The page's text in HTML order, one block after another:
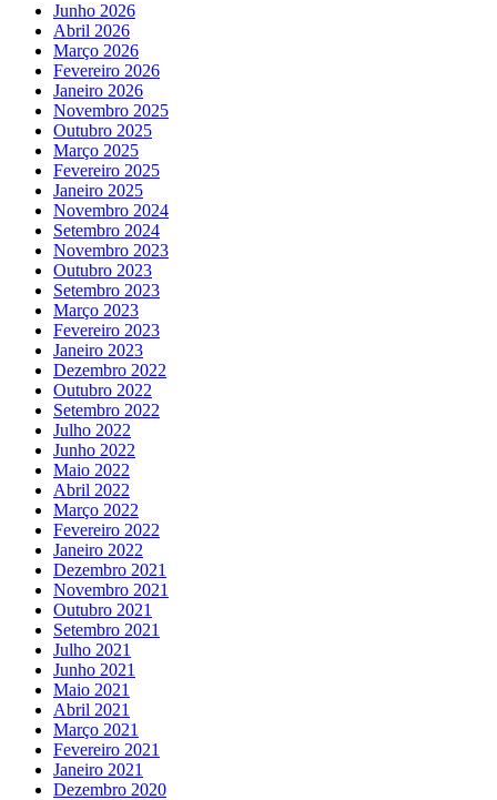
Junho 2026
Abril 2026
Março 2026
Fevereiro 2026
Janeiro 2026
Novembro 2025
Outubro 2025
Março 2025
Fevereiro 2025
Janeiro 2025
Novembro 2024
Setembro 2024
Novembro 2023
Outubro 2023
Setembro 2023
Março 2023
Fevereiro 2023
Janeiro 2023
Dezembro 2022
Outubro 2022
Setembro 2022
Julho 2022
Junho 2022
Maio 2022
Abril 2022
Março 2022
Fevereiro 2022
Janeiro 2022
Dezembro 2021
Novembro 2021
Outubro 2021
Setembro 2021
Julho 2021
Junho 2021
Maio 2021
Abril 2021
Março 2021
Fevereiro 2021
Janeiro 2021
Dezembro 2020